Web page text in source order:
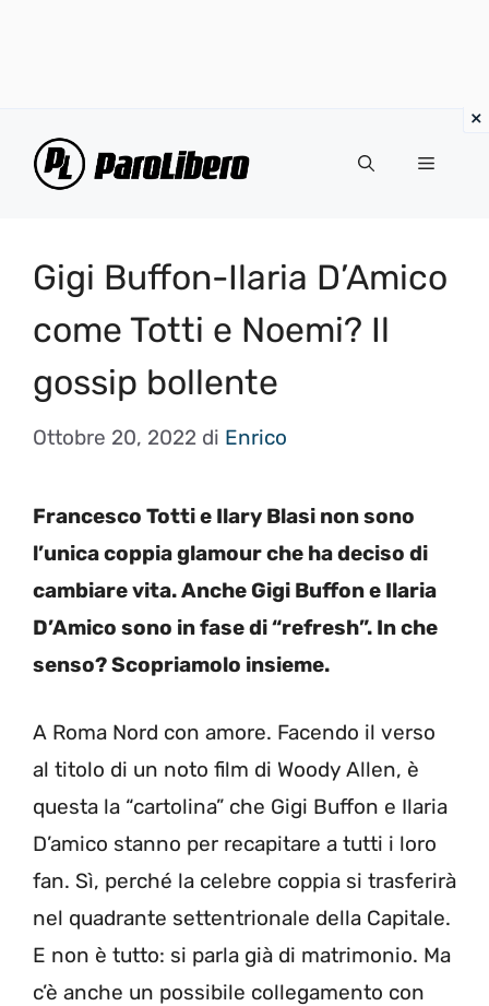
Menu
Gigi Buffon-Ilaria D’Amico
come Totti e Noemi? Il
gossip bollente
Ottobre 20, 2022 di Enrico
Francesco Totti e Ilary Blasi non sono
l’unica coppia glamour che ha deciso di
cambiare vita. Anche Gigi Buffon e Ilaria
D’Amico sono in fase di “refresh”. In che
senso? Scopriamolo insieme.
A Roma Nord con amore. Facendo il verso
al titolo di un noto film di Woody Allen, è
questa la “cartolina” che Gigi Buffon e Ilaria
D’amico stanno per recapitare a tutti i loro
fan. Sì, perché la celebre coppia si trasferirà
nel quadrante settentrionale della Capitale.
E non è tutto: si parla già di matrimonio. Ma
c’è anche un possibile collegamento con